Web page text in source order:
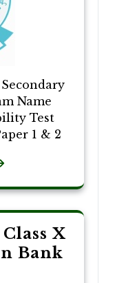
Name
Test
1 & 2
X
Bank